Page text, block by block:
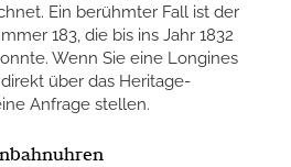
Ein berühmter Fall ist der
183, die bis ins Jahr 1832
Wenn Sie eine Longines
über das Heritage-
Anfrage stellen.